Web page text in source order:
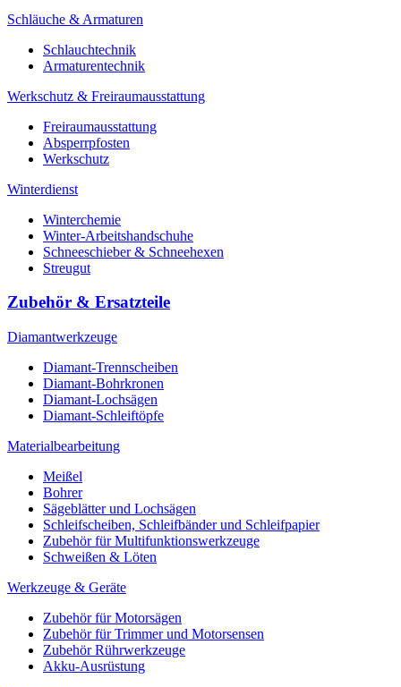
Schläuche & Armaturen
Schlauchtechnik
Armaturentechnik
Werkschutz & Freiraumausstattung
Freiraumausstattung
Absperrpfosten
Werkschutz
Winterdienst
Winterchemie
Winter-Arbeitshandschuhe
Schneeschieber & Schneehexen
Streugut
Zubehör & Ersatzteile
Diamantwerkzeuge
Diamant-Trennscheiben
Diamant-Bohrkronen
Diamant-Lochsägen
Diamant-Schleiftöpfe
Materialbearbeitung
Meißel
Bohrer
Sägeblätter und Lochsägen
Schleifscheiben, Schleifbänder und Schleifpapier
Zubehör für Multifunktionswerkzeuge
Schweißen & Löten
Werkzeuge & Geräte
Zubehör für Motorsägen
Zubehör für Trimmer und Motorsensen
Zubehör Rührwerkzeuge
Akku-Ausrüstung